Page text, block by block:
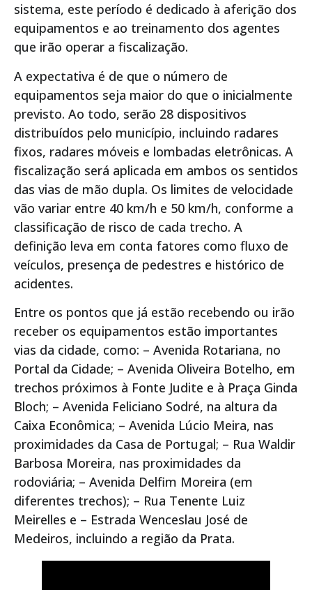
sistema, este período é dedicado à aferição dos
equipamentos e ao treinamento dos agentes
que irão operar a fiscalização.
A expectativa é de que o número de
equipamentos seja maior do que o inicialmente
previsto. Ao todo, serão 28 dispositivos
distribuídos pelo município, incluindo radares
fixos, radares móveis e lombadas eletrônicas. A
fiscalização será aplicada em ambos os sentidos
das vias de mão dupla. Os limites de velocidade
vão variar entre 40 km/h e 50 km/h, conforme a
classificação de risco de cada trecho. A
definição leva em conta fatores como fluxo de
veículos, presença de pedestres e histórico de
acidentes.
Entre os pontos que já estão recebendo ou irão
receber os equipamentos estão importantes
vias da cidade, como: – Avenida Rotariana, no
Portal da Cidade; – Avenida Oliveira Botelho, em
trechos próximos à Fonte Judite e à Praça Ginda
Bloch; – Avenida Feliciano Sodré, na altura da
Caixa Econômica; – Avenida Lúcio Meira, nas
proximidades da Casa de Portugal; – Rua Waldir
Barbosa Moreira, nas proximidades da
rodoviária; – Avenida Delfim Moreira (em
diferentes trechos); – Rua Tenente Luiz
Meirelles e – Estrada Wenceslau José de
Medeiros, incluindo a região da Prata.